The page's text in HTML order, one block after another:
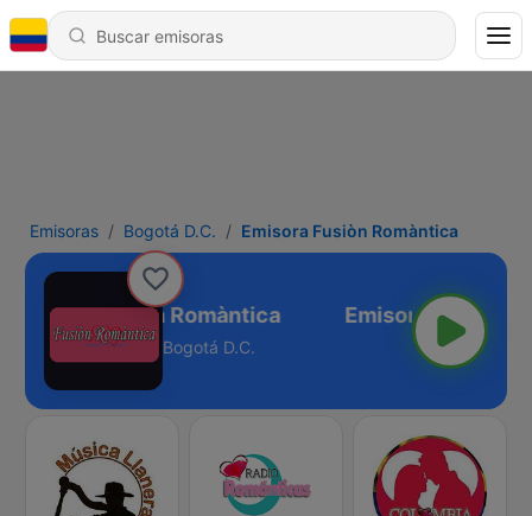
Emisoras Bogotá D.C. Emisora Fusiòn Romàntica
Emisora Fusiòn Romàntica
Bogotá D.C.